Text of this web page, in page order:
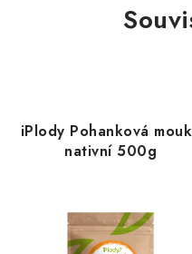
iPlody Pohanková
nativní 500g